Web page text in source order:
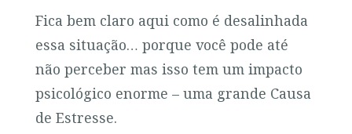
Fica bem claro aqui como é desalinhada
essa situação… porque você pode até
não perceber mas isso tem um impacto
psicológico enorme – uma grande Causa
de Estresse.